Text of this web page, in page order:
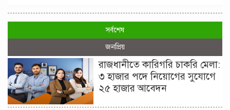
সর্বশেষ
জনপ্রিয়
রাজধানীতে কারিগরি চাকরি মেলা:
৩ হাজার পদে নিয়োগের সুযোগে
২৫ হাজার আবেদন